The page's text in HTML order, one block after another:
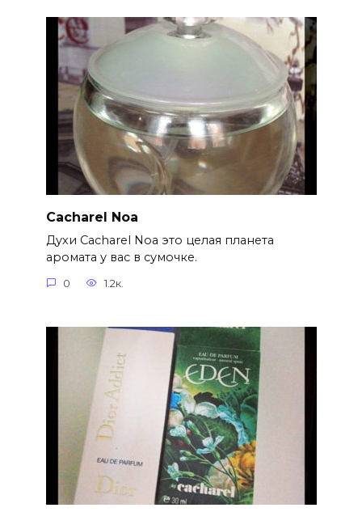
Cacharel Noa
Духи Cacharel Noa это целая планета
аромата у вас в сумочке.
0 1.2к.